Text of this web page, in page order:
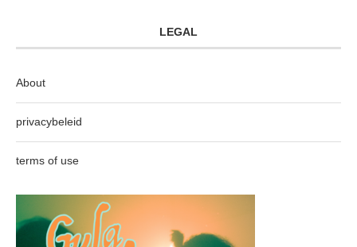
LEGAL
About
privacybeleid
terms of use